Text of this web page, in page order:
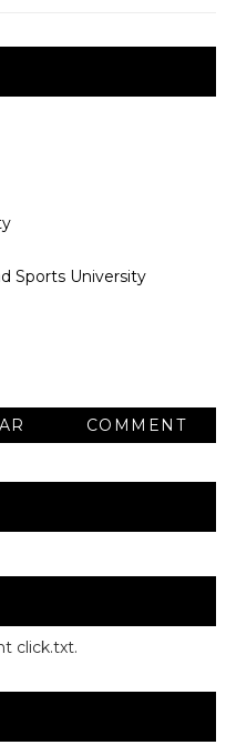
Sports University
COMMENT
click.txt.